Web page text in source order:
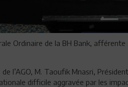
Ordinaire de la BH Bank,
l’AGO, M. Taoufik Mnasri,
difficile aggravée par les